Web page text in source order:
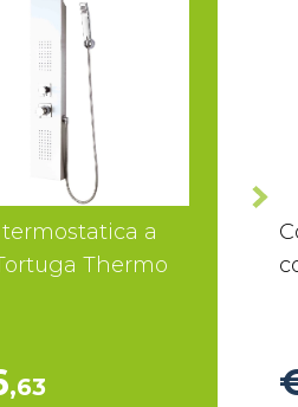
a
Thermo
,63